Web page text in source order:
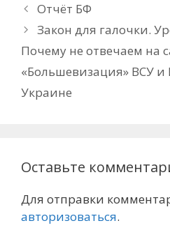
Отчёт БФ
Закон для галочки.
Почему не отвечаем на
«Большевизация» ВСУ и
Украине
Оставьте
Для отправки
авторизоваться.